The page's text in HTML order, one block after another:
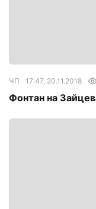
ЧП 17:47, 20.11.2018
Фонтан на